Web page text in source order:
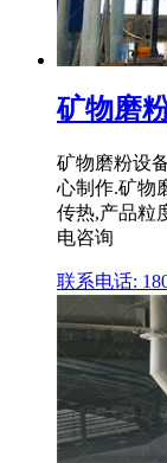
矿物磨
矿物磨粉设
心制作.矿物
传热,产品粒
电咨询
联系电话: